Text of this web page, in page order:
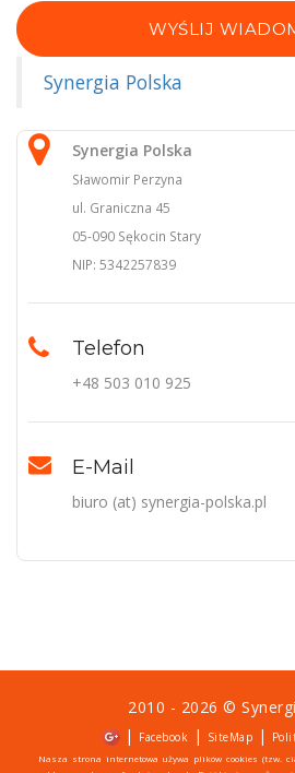
WYŚLIJ
Synergia Polska
Synergia Polska
Sławomir Perzyna
ul. Graniczna 45
05-090 Sękocin Stary
NIP: 5342257839
Telefon
+48 503 010 925
E-Mail
biuro (at) synergia-polska.pl
2010 - 2026 ©
|
Facebook | SiteMap |
Nasza strona internetowa używa plików cookies (tzw.